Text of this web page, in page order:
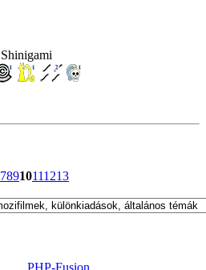
Shinigami
78910111213